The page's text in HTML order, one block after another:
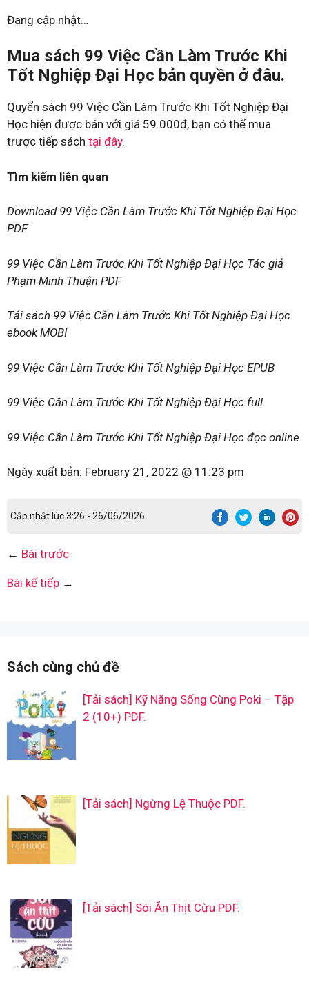
Đang cập nhật…
Mua sách 99 Việc Cần Làm Trước Khi
Tốt Nghiệp Đại Học bản quyền ở đâu.
Quyển sách 99 Việc Cần Làm Trước Khi Tốt Nghiệp Đại
Học hiện được bán với giá 59.000đ, bạn có thể mua
trược tiếp sách tại đây.
Tìm kiếm liên quan
Download 99 Việc Cần Làm Trước Khi Tốt Nghiệp Đại Học
PDF
99 Việc Cần Làm Trước Khi Tốt Nghiệp Đại Học Tác giả
Phạm Minh Thuận PDF
Tải sách 99 Việc Cần Làm Trước Khi Tốt Nghiệp Đại Học
ebook MOBI
99 Việc Cần Làm Trước Khi Tốt Nghiệp Đại Học EPUB
99 Việc Cần Làm Trước Khi Tốt Nghiệp Đại Học full
99 Việc Cần Làm Trước Khi Tốt Nghiệp Đại Học đọc online
Ngày xuất bản: February 21, 2022 @ 11:23 pm
Cập nhật lúc 3:26 - 26/06/2026
← Bài trước
Bài kế tiếp →
Sách cùng chủ đề
[Tải sách] Kỹ Năng Sống Cùng Poki – Tập
2 (10+) PDF.
[Tải sách] Ngừng Lệ Thuộc PDF.
[Tải sách] Sói Ăn Thịt Cừu PDF.